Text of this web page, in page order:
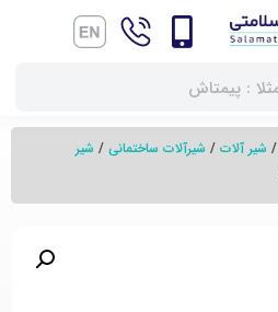
/ شیر آلات / شیرآلات ساختمانی / شیر